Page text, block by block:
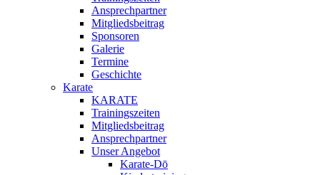
Ansprechpartner
Mitgliedsbeitrag
Sponsoren
Galerie
Termine
Geschichte
Karate
KARATE
Trainingszeiten
Mitgliedsbeitrag
Ansprechpartner
Unser Angebot
Karate-Dō